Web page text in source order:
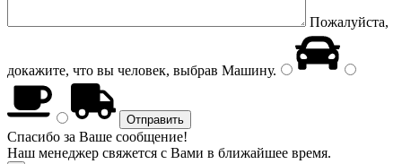
Пожалуйста,
докажите, что вы человек, выбрав Машину.
Спасибо за Ваше сообщение!
Наш менеджер свяжется с Вами в ближайшее время.